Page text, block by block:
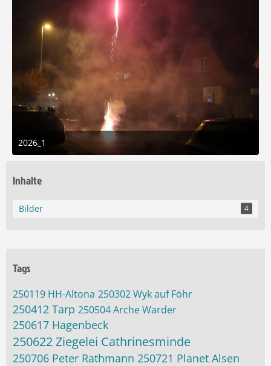
2026_1
1. Januar 2026 um 01:50
Inhalte
Bilder 4
Tags
250119 HH-Altona 250302 Wyk auf Föhr
250412 Tarp 250504 Arche Warder
250617 Hagenbeck
250622 Ziegelei Cathrinesminde
250706 Peter Rathmann 250721 Planet Alsen